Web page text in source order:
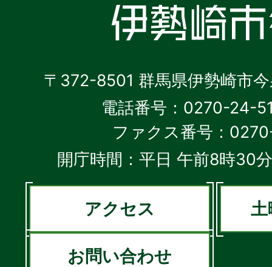
〒372-8501 群馬県伊勢崎市
電話番号：0270-24-
ファクス番号：
開庁時間：平日 午前8時30
アクセス 土
お問い合わせ